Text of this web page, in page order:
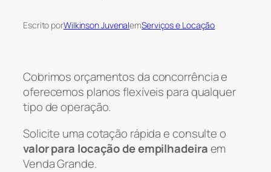
Escrito porWilkinson JuvenalemServiços e Locação
Cobrimos orçamentos da concorrência e
oferecemos planos flexíveis para qualquer
tipo de operação.
Solicite uma cotação rápida e consulte o
valor para locação de empilhadeiraem
Venda Grande.